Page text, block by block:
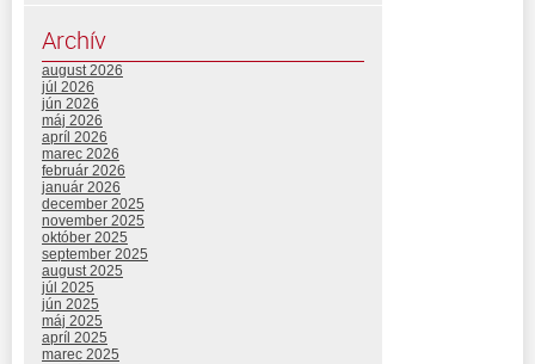
Archív
august 2026
júl 2026
jún 2026
máj 2026
apríl 2026
marec 2026
február 2026
január 2026
december 2025
november 2025
október 2025
september 2025
august 2025
júl 2025
jún 2025
máj 2025
apríl 2025
marec 2025